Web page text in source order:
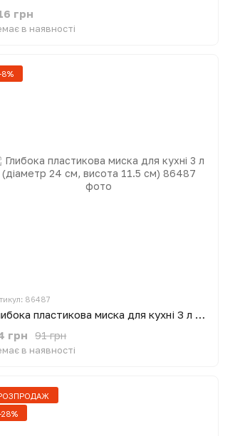
грн
в наявності
86487
Глибока пластикова миска для кухні 3 л (діаметр 24 см, висота 11.5 см)
91 грн
грн
в наявності